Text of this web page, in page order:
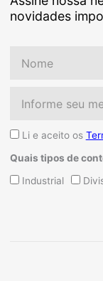
novidades
AceiteLi e aceito os
Quais tipos de
QuaisIndustrial